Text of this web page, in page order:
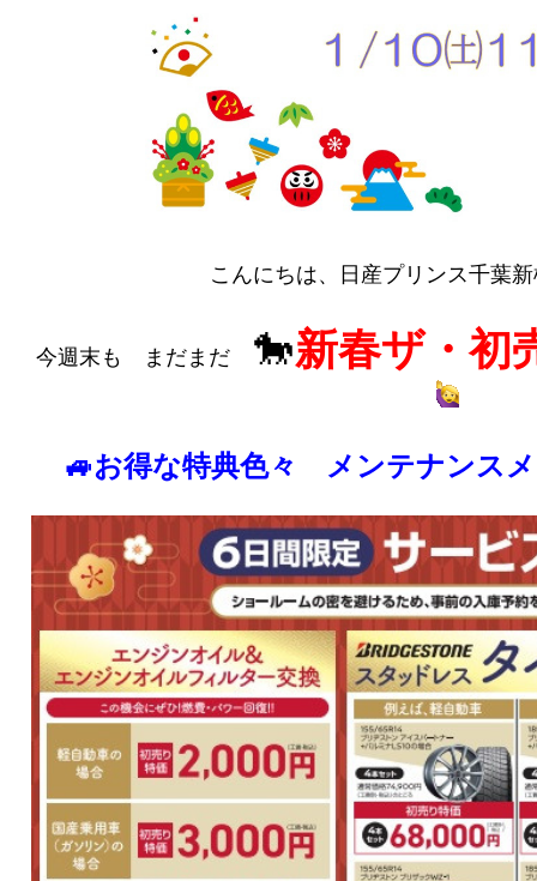
こんにちは、日産プリンス千葉
今週末も まだまだ 🐎新春ザ・初
🚙お得な特典色々 メンテナンス